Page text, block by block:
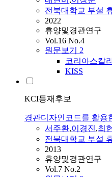
전북대학교 부설
2022
휴양및경관연구
Vol.16 No.4
원문보기 2
코리아스칼
KISS
KCI등재후보
경관디자인코드를 활용
서주환,이경진,최
전북대학교 부설
2013
휴양및경관연구
Vol.7 No.2